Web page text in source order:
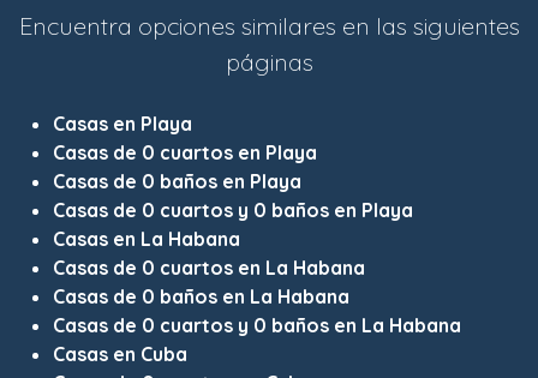
Encuentra opciones similares en las siguientes
páginas
Casas en Playa
Casas de 0 cuartos en Playa
Casas de 0 baños en Playa
Casas de 0 cuartos y 0 baños en Playa
Casas en La Habana
Casas de 0 cuartos en La Habana
Casas de 0 baños en La Habana
Casas de 0 cuartos y 0 baños en La Habana
Casas en Cuba